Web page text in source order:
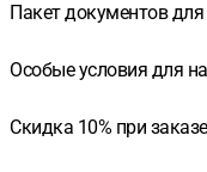
Пакет документов
Особые условия для
Скидка 10% при